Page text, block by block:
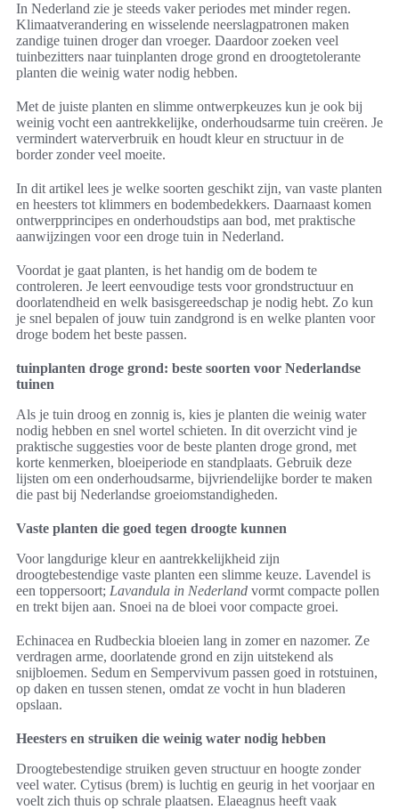
In Nederland zie je steeds vaker periodes met minder regen.
Klimaatverandering en wisselende neerslagpatronen maken
zandige tuinen droger dan vroeger. Daardoor zoeken veel
tuinbezitters naar tuinplanten droge grond en droogtetolerante
planten die weinig water nodig hebben.
Met de juiste planten en slimme ontwerpkeuzes kun je ook bij
weinig vocht een aantrekkelijke, onderhoudsarme tuin creëren. Je
vermindert waterverbruik en houdt kleur en structuur in de
border zonder veel moeite.
In dit artikel lees je welke soorten geschikt zijn, van vaste planten
en heesters tot klimmers en bodembedekkers. Daarnaast komen
ontwerpprincipes en onderhoudstips aan bod, met praktische
aanwijzingen voor een droge tuin in Nederland.
Voordat je gaat planten, is het handig om de bodem te
controleren. Je leert eenvoudige tests voor grondstructuur en
doorlatendheid en welk basisgereedschap je nodig hebt. Zo kun
je snel bepalen of jouw tuin zandgrond is en welke planten voor
droge bodem het beste passen.
tuinplanten droge grond: beste soorten voor Nederlandse
tuinen
Als je tuin droog en zonnig is, kies je planten die weinig water
nodig hebben en snel wortel schieten. In dit overzicht vind je
praktische suggesties voor de beste planten droge grond, met
korte kenmerken, bloeiperiode en standplaats. Gebruik deze
lijsten om een onderhoudsarme, bijvriendelijke border te maken
die past bij Nederlandse groeiomstandigheden.
Vaste planten die goed tegen droogte kunnen
Voor langdurige kleur en aantrekkelijkheid zijn
droogtebestendige vaste planten een slimme keuze. Lavendel is
een toppersoort; Lavandula in Nederland vormt compacte pollen
en trekt bijen aan. Snoei na de bloei voor compacte groei.
Echinacea en Rudbeckia bloeien lang in zomer en nazomer. Ze
verdragen arme, doorlatende grond en zijn uitstekend als
snijbloemen. Sedum en Sempervivum passen goed in rotstuinen,
op daken en tussen stenen, omdat ze vocht in hun bladeren
opslaan.
Heesters en struiken die weinig water nodig hebben
Droogtebestendige struiken geven structuur en hoogte zonder
veel water. Cytisus (brem) is luchtig en geurig in het voorjaar en
voelt zich thuis op schrale plaatsen. Elaeagnus heeft vaak